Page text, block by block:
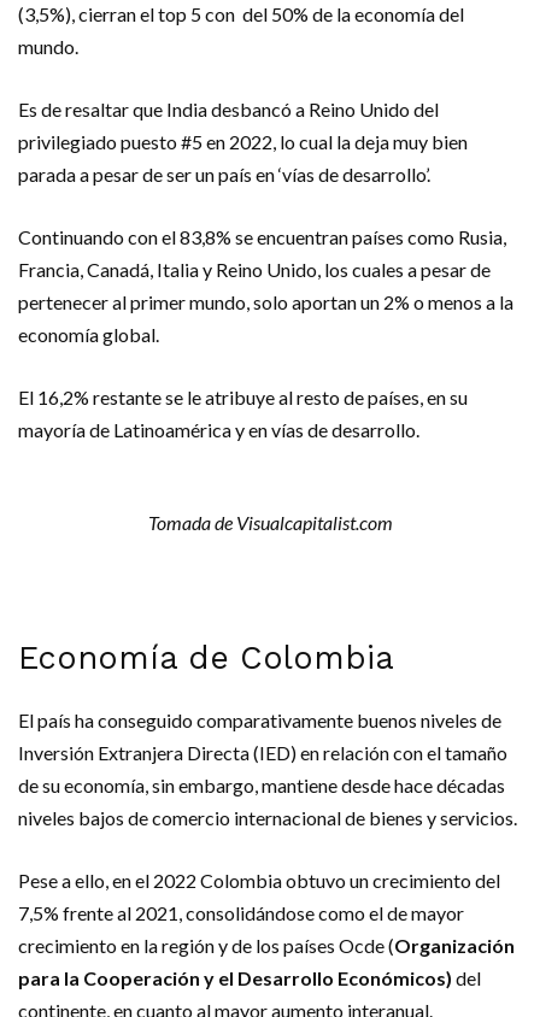
(3,5%), cierran el top 5 con del 50% de la economía del
mundo.
Es de resaltar que India desbancó a Reino Unido del
privilegiado puesto #5 en 2022, lo cual la deja muy bien
parada a pesar de ser un país en ‘vías de desarrollo’.
Continuando con el 83,8% se encuentran países como Rusia,
Francia, Canadá, Italia y Reino Unido, los cuales a pesar de
pertenecer al primer mundo, solo aportan un 2% o menos a la
economía global.
El 16,2% restante se le atribuye al resto de países, en su
mayoría de Latinoamérica y en vías de desarrollo.
Tomada de Visualcapitalist.com
Economía de Colombia
El país ha conseguido comparativamente buenos niveles de
Inversión Extranjera Directa (IED) en relación con el tamaño
de su economía, sin embargo, mantiene desde hace décadas
niveles bajos de comercio internacional de bienes y servicios.
Pese a ello, en el 2022 Colombia obtuvo un crecimiento del
7,5% frente al 2021, consolidándose como el de mayor
crecimiento en la región y de los países Ocde (Organización
para la Cooperación y el Desarrollo Económicos) del
continente, en cuanto al mayor aumento interanual.